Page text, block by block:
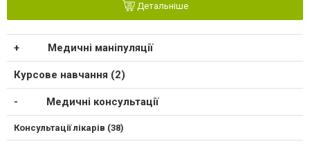
Детальніше
Медичні маніпуляції
Курсове навчання (2)
Медичні консультації
Консультації лікарів (38)